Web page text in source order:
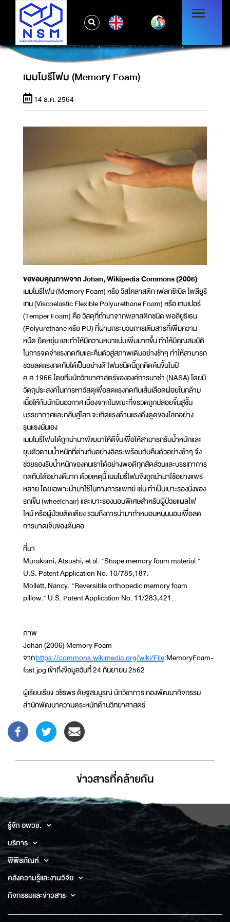
เมมโมรีโฟม (MEMORY FOAM)
เมมโมรีโฟม (Memory Foam)
14 ธ.ค. 2564
ขอขอบคุณภาพจาก Johan, Wikipedia Commons (2006)
เมมโมรีโฟม (Memory Foam) หรือ วิสโคลาสติก เฟลกซิเบิล โพลียูรี
เทน (Viscoelastic Flexible Polyurethane Foam) หรือ เทมเปอร์
(Temper Foam) คือ วัสดุที่ทำมาจากพลาสติกชนิด พอลียูริเธน
(Polyurethane หรือ PU) ที่ผ่านกระบวนการเติมสารที่เพิ่มความ
หนืด ยืดหยุ่น และทำให้มีความหนาแน่นเพิ่มมากขึ้น ทำให้มีคุณสมบัติ
ในการจดจำแรงกดทับและคืนตัวสู่สภาพเดิมอย่างช้าๆ ทำให้สามารถ
ช่วยลดแรงกดทับได้เป็นอย่างดี โฟมชนิดนี้ถูกคิดค้นขึ้นในปี
ค.ศ.1966 โดยทีมนักวิทยาศาสตร์ขององค์การนาซ่า (NASA) โดยมี
วัตถุประสงค์ในการหาวัสดุเพื่อลดแรงกดทับเส้นเลือดฝอยในกล้าม
เนื้อให้กับนักบินอวกาศ เนื่องจากในขณะที่จรวดถูกปล่อยขึ้นสู่ชั้น
บรรยากาศและกลับสู่โลก จะเกิดแรงต้านแรงดึงดูดของโลกอย่าง
รุนแรงนั่นเอง
เมมโมรี่โฟมได้ถูกนำมาพัฒนาให้ดีขึ้นเพื่อให้สามารถรับน้ำหนักและ
ยุบตัวตามน้ำหนักที่ต่างกันอย่างอิสระพร้อมกับคืนตัวอย่างช้าๆ จึง
ช่วยรองรับน้ำหนักของคนเราได้อย่างพอดีทุกสัดส่วนและบรรเทาการ
กดทับได้อย่างดีมาก ด้วยเหตุนี้ เมมโมรี่โฟมจึงถูกนำมาใช้อย่างแพร่
หลาย โดยเฉพาะนำมาใช้ในทางการแพทย์ เช่น ทำเป็นเบาะรองนั่งของ
รถเข็น (wheelchair) และเบาะรองนอนพิเศษสำหรับผู้ป่วยแผลไฟ
ไหม้ หรือผู้ป่วยติดเตียง รวมถึงการนำมาทำหมอนหนุนนอนเพื่อลด
การบาดเจ็บของต้นคอ
ที่มา
Murakami, Atsushi, et al. "Shape memory foam material."
U.S. Patent Application No. 10/785,187.
Mollett, Nancy. "Reversible orthopedic memory foam
pillow." U.S. Patent Application No. 11/283,421.
ภาพ
Johan (2006) Memory Foam
จากhttps://commons.wikimedia.org/wiki/File:MemoryFoam-
fast.jpg เข้าถึงข้อมูลวันที่ 24 กันยายน 2562
ผู้เรียบเรียง วชิรพร ดิษฐสมบูรณ์ นักวิชาการ กองพัฒนากิจกรรม
สำนักพัฒนาความตระหนักด้านวิทยาศาสตร์
ข่าวสารที่่คล้ายกัน
รู้จัก อพวช.
บริการ
พิพิธภัณฑ์
คลังความรู้และงานวิจัย
กิจกรรมและข่าวสาร